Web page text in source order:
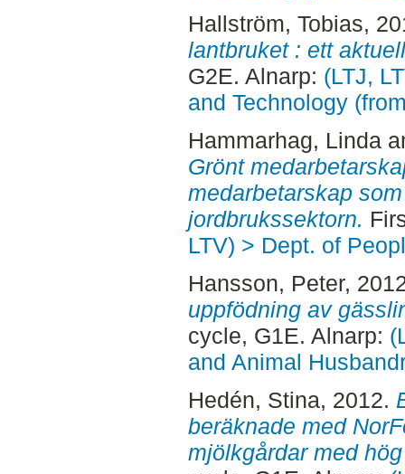
Hallström, Tobias,
lantbruket : ett
G2E. Alnarp: (LTJ,
and Technology
Hammarhag, Linda
Grönt
medarbetarskap
jordbrukssektorn.
LTV) > Dept. of
Hansson, Peter,
uppfödning av
cycle, G1E. Alnarp:
and Animal
Hedén, Stina, 2012.
beräknade med
mjölkgårdar med